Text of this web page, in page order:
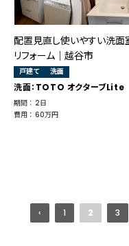
配置見直し使いやすい洗面
リフォーム｜越谷市
戸建て 洗面
洗面：TOTO オクターブLite
期間 ： 2日
費用 ： 60万円
‹ 1 2 3